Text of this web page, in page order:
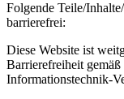
Folgende Teile/
barrierefrei:
Diese Website ist
Barrierefreiheit
Informationstechnik-